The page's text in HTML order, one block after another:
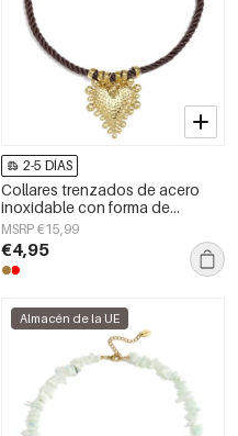
2-5 DÍAS
Collares trenzados de acero
inoxidable con forma de
corazón, sencillos, de la serie
Daily Simple para mujer.
MSRP €15,99
€4,95
Almacén de la UE